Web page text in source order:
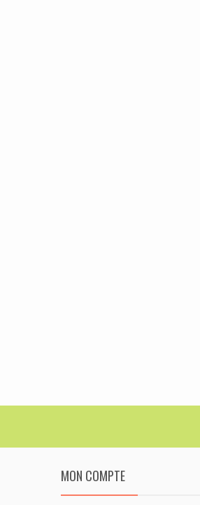
MON COMPTE